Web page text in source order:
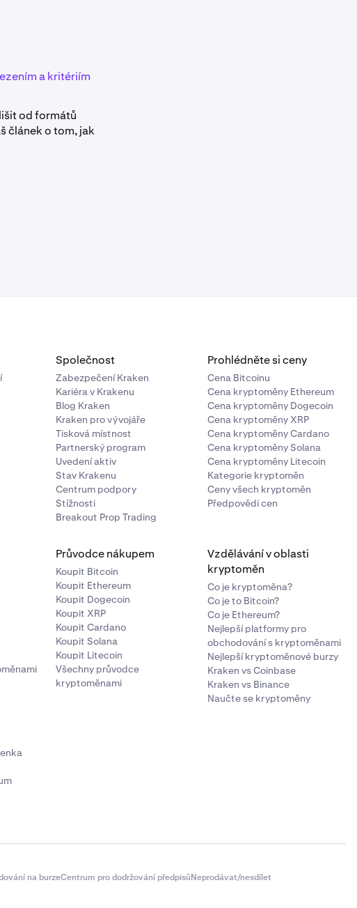
a kritériím
od formátů
článek o tom, jak
Společnost
Zabezpečení Kraken
Kariéra v Krakenu
Blog Kraken
Kraken pro vývojáře
Tisková místnost
Partnerský program
Uvedení aktiv
Stav Krakenu
Centrum podpory
Stížnosti
Breakout Prop Trading
Prohlédněte si ceny
Cena Bitcoinu
Cena kryptoměny Ethereum
Cena kryptoměny Dogecoin
Cena kryptoměny XRP
Cena kryptoměny Cardano
Cena kryptoměny Solana
Cena kryptoměny Litecoin
Kategorie kryptoměn
Ceny všech kryptoměn
Předpovědi cen
Průvodce nákupem
Koupit Bitcoin
Koupit Ethereum
Koupit Dogecoin
Koupit XRP
Koupit Cardano
Koupit Solana
Koupit Litecoin
Všechny průvodce
kryptoměnami
Vzdělávání v oblasti
kryptoměn
Co je kryptoměna?
Co je to Bitcoin?
Co je Ethereum?
Nejlepší platformy pro
obchodování s kryptoměnami
Nejlepší kryptoměnové burzy
Kraken vs Coinbase
Kraken vs Binance
Naučte se kryptoměny
na burzeCentrum pro dodržování předpisůNeprodávat/nesdílet